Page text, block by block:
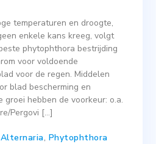
temperaturen en droogte,
enkele kans kreeg, volgt
phytophthora bestrijding
voor voldoende
voor de regen. Middelen
blad bescherming en
hebben de voorkeur: o.a.
Pergovi […]
Alternaria, Phytophthora